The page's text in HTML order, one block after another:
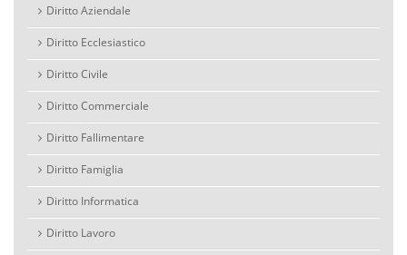
Diritto Aziendale
Diritto Ecclesiastico
Diritto Civile
Diritto Commerciale
Diritto Fallimentare
Diritto Famiglia
Diritto Informatica
Diritto Lavoro